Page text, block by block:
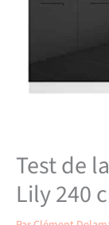
Test de
Lily 240